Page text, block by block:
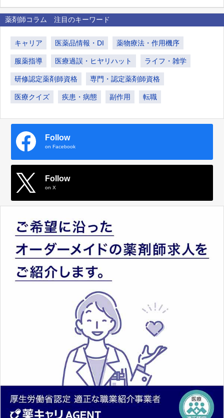
薬剤師コラム 注目のキーワード
キャリア 医薬品情報・DI 薬物療法・作用機序
服薬指導 医療過誤・ヒヤリハット ライフ・雑学
研修認定薬剤師資格 専門・認定薬剤師資格
医療クイズ 疾患・病態 副作用 転職
Follow
on Facebook
Follow
on X